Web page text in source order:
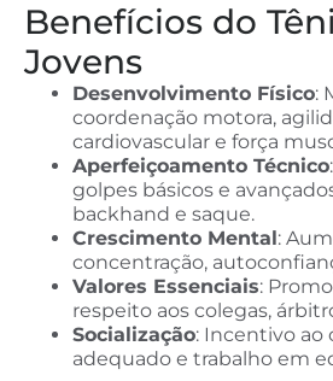
Benefícios do
Jovens
Desenvolvimento Físico:
coordenação motora,
cardiovascular e força
Aperfeiçoamento Técnico
golpes básicos e
backhand e saque.
Crescimento Mental :
concentração,
Valores Essenciais:
respeito aos colegas,
Socialização: Incentivo ao
adequado e trabalho em